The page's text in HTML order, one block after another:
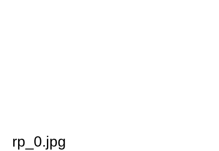
rp_0.jpg